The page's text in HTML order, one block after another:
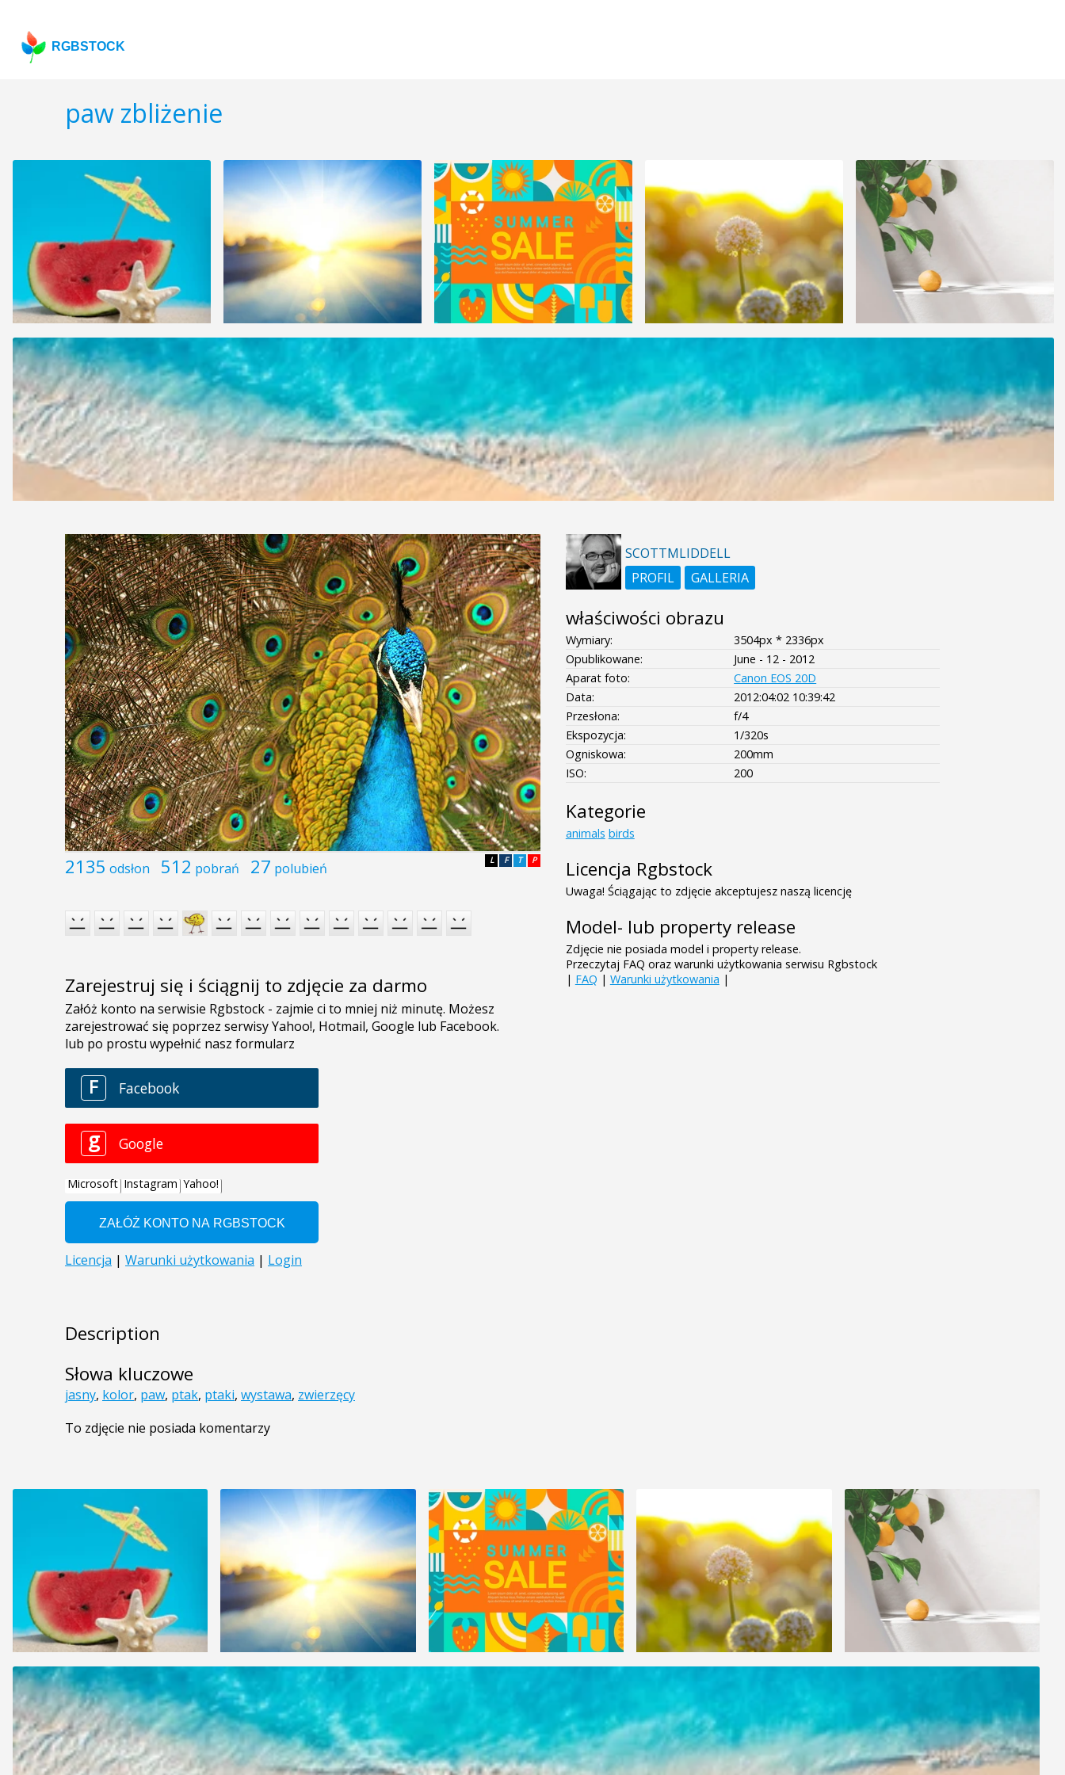
RGBSTOCK
paw zbliżenie
2135 odsłon 512 pobrań 27 polubień P
T
F
L
Zarejestruj się i ściągnij to zdjęcie za darmo
Description
Słowa kluczowe
jasny, kolor, paw, ptak, ptaki, wystawa, zwierzęcy
To zdjęcie nie posiada komentarzy
SCOTTMLIDDELL
PROFIL
GALLERIA
właściwości obrazu
Wymiary:
3504px * 2336px
Opublikowane:
June - 12 - 2012
Aparat foto:
Canon EOS 20D
Data:
2012:04:02 10:39:42
Przesłona:
f/4
Ekspozycja:
1/320s
Ogniskowa:
200mm
ISO:
200
Kategorie
animals birds
Licencja Rgbstock
Uwaga! Ściągając to zdjęcie akceptujesz naszą licencję
Model- lub property release
Zdjęcie nie posiada model i property release.
Przeczytaj FAQ oraz warunki użytkowania serwisu Rgbstock
| FAQ | Warunki użytkowania |